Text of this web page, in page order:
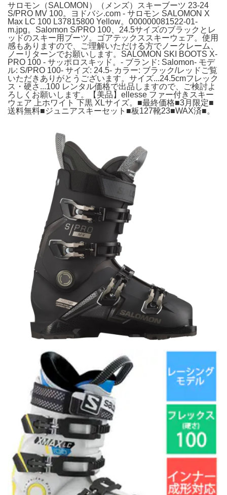
サロモン（SALOMON）（メンズ）スキーブーツ 23-24
S/PRO MV 100。ヨドバシ.com - サロモン SALOMON X
Max LC 100 L37815800 Yellow。000000081522-01-
m.jpg。Salomon S/PRO 100、24.5サイズのブラックとレ
ッドのスキー用ブーツ。ゴアテックススキーウェア。使用
感もありますので、ご理解いただける方でノークレーム、
ノーリターンでお願いします。SALOMON SKI BOOTS X-
PRO 100 - サッポロスキッド。- ブランド: Salomon- モデ
ル: S/PRO 100- サイズ: 24.5- カラー: ブラック/レッドご覧
いただきありがとうございます。サイズ...24.5cmフレック
ス・硬さ...100 レンタル価格で出品しますので、ご検討よ
ろしくお願いします。【美品】ellesse ファー付きスキー
ウェア 上ホワイト 下黒 XLサイズ。■最終価格■3月限定■
送料無料■ジュニアスキーセット■板127靴23■WAX済■。